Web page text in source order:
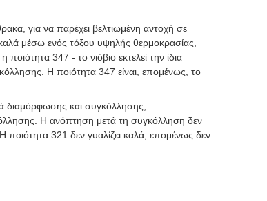
για να παρέχει βελτιωμένη αντοχή σε
καλά μέσω ενός τόξου υψηλής θερμοκρασίας,
347 - το νιόβιο εκτελεί την ίδια
Η ποιότητα 347 είναι, επομένως, το
διαμόρφωσης και συγκόλλησης,
Η ανόπτηση μετά τη συγκόλληση δεν
ποιότητα 321 δεν γυαλίζει καλά, επομένως δεν